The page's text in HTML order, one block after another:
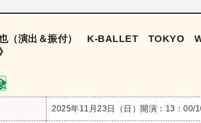
也（演出＆振付） K‐BALLET TOKYO
2025年11月23日（日） 開演：13：00/